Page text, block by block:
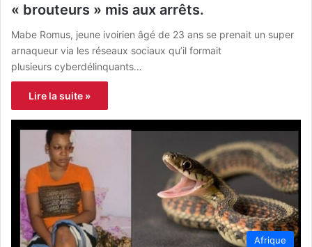
« brouteurs » mis aux arrêts.
Mabe Romus, jeune ivoirien âgé de 23 ans se prenait un super
arnaqueur via les réseaux sociaux qu’il formait
plusieurs cyberdélinquants…
Lire la suite »
Afrique